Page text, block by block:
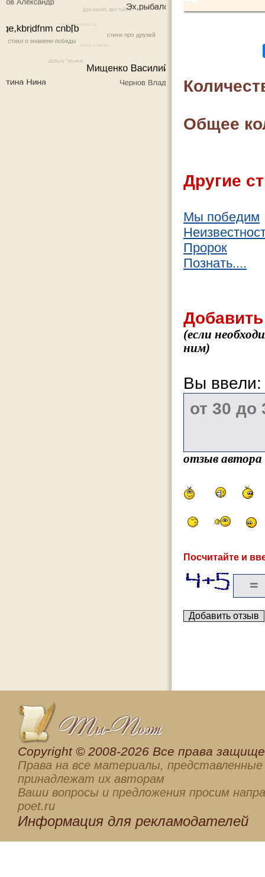
Общее
Другие
Мы победим
Пророк
Познать....
(если
ним)
Вы
отзыв
Посчитайте и
Сopyright © 2008-2026 Все права
Права на все материалы, представленные
принадлежат их авторам
Ваши вопросы и предложения просим
poet.ru
Информация для рекламодателей